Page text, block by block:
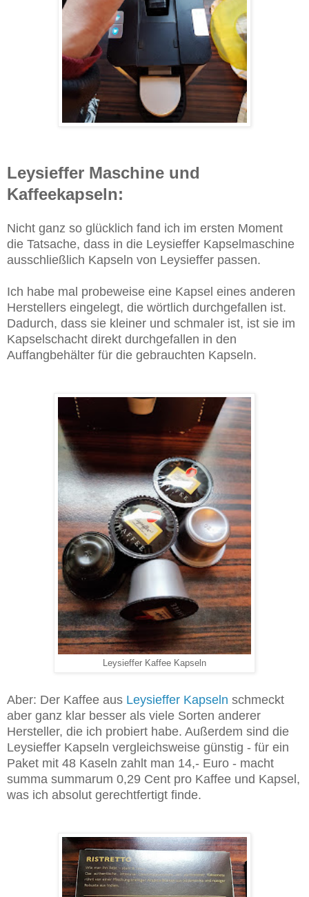
Leysieffer Maschine und
Kaffeekapseln:
Nicht ganz so glücklich fand ich im ersten Moment
die Tatsache, dass in die Leysieffer Kapselmaschine
ausschließlich Kapseln von Leysieffer passen.
Ich habe mal probeweise eine Kapsel eines anderen
Herstellers eingelegt, die wörtlich durchgefallen ist.
Dadurch, dass sie kleiner und schmaler ist, ist sie im
Kapselschacht direkt durchgefallen in den
Auffangbehälter für die gebrauchten Kapseln.
Leysieffer Kaffee Kapseln
Aber: Der Kaffee aus Leysieffer Kapseln schmeckt
aber ganz klar besser als viele Sorten anderer
Hersteller, die ich probiert habe. Außerdem sind die
Leysieffer Kapseln vergleichsweise günstig - für ein
Paket mit 48 Kaseln zahlt man 14,- Euro - macht
summa summarum 0,29 Cent pro Kaffee und Kapsel,
was ich absolut gerechtfertigt finde.